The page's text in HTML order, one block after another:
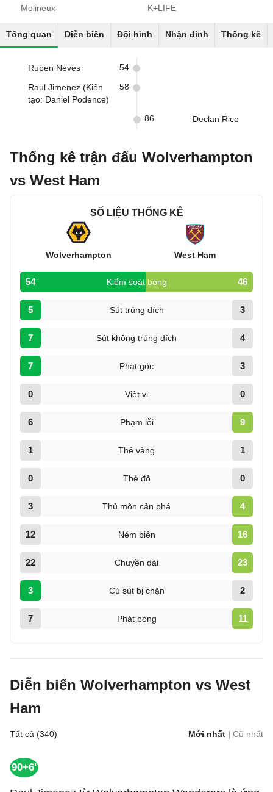
Molineux
K+LIFE
Tổng quan Diễn biến Đội hình Nhận định Thống kê
Ruben Neves 54
Raul Jimenez (Kiến
tạo: Daniel Podence)
58
Declan Rice
86
Thống kê trận đấu Wolverhampton
vs West Ham
SỐ LIỆU THỐNG KÊ
Wolverhampton West Ham
54 Kiểm soát bóng 46
5 Sút trúng đích 3
7 Sút không trúng đích 4
7 Phạt góc 3
0 Việt vị 0
6 Phạm lỗi 9
1 Thẻ vàng 1
0 Thẻ đỏ 0
3 Thủ môn cản phá 4
12 Ném biên 16
22 Chuyền dài 23
3 Cú sút bị chặn 2
7 Phát bóng 11
Diễn biến Wolverhampton vs West
Ham
Tất cả (340) Mới nhất | Cũ nhất
90+6'